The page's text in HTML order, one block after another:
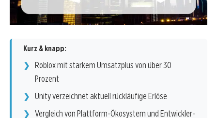
Kurz & knapp:
Roblox mit starkem Umsatzplus von über 30
Prozent
Unity verzeichnet aktuell rückläufige Erlöse
Vergleich von Plattform-Ökosystem und Entwickler-